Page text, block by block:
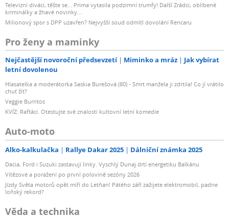
Televizní diváci, těšte se... Prima vytasila podzimní trumfy! Další Zrádci, oblíbené
kriminálky a žhavé novinky...
Milionový spor s DPP uzavřen? Nejvyšší soud odmítl dovolání Rencaru
Pro ženy a maminky
Nejčastější novoroční předsevzetí Miminko a mráz
Jak vybírat
letní dovolenou
Hlasatelka a moderátorka Saskia Burešová (80) - Smrt manžela ji zdrtila! Co jí vrátilo
chuť žít?
Veggie Burritos
KVÍZ: Rafťáci. Otestujte své znalosti kultovní letní komedie
Auto-moto
Alko-kalkulačka Rallye Dakar 2025 Dálniční známka 2025
Dacia, Ford i Suzuki zastavují linky. Vyschlý Dunaj drtí energetiku Balkánu
Vítězové a poražení po první polovině sezóny 2026
Jízdy Světa motorů opět míří do Letňan! Pátého září zažijete elektromobil, padne
loňský rekord?
Věda a technika